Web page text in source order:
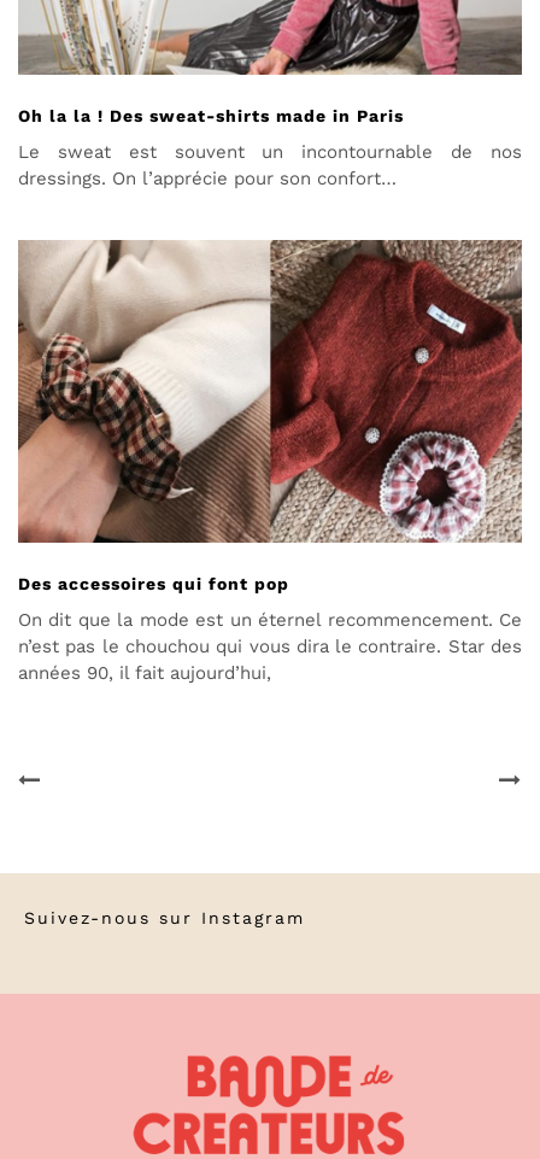
Oh la la ! Des sweat-shirts made in Paris
Le sweat est souvent un incontournable de nos
dressings. On l’apprécie pour son confort…
Des accessoires qui font pop
On dit que la mode est un éternel recommencement. Ce
n’est pas le chouchou qui vous dira le contraire. Star des
années 90, il fait aujourd’hui,
Suivez-nous sur Instagram